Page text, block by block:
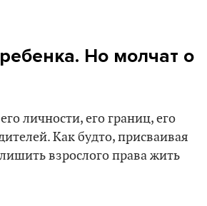
Но молчат о
личности, его границ, его
Как будто, присваивая
взрослого права жить